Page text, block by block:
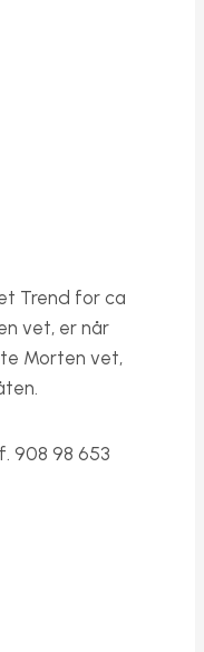
Trend for ca
vet, er når
Morten vet,
908 98 653